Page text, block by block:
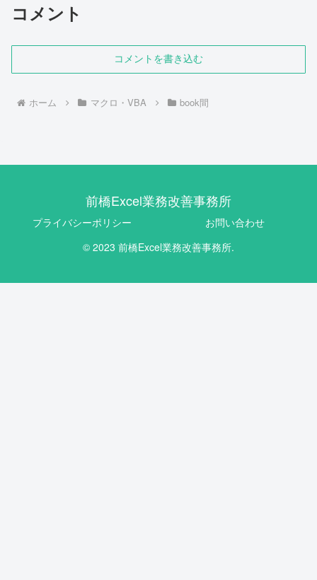
コメント
コメントを書き込む
ホーム マクロ・VBA book間
前橋Excel業務改善事務所
プライバシーポリシー
お問い合わせ
© 2023 前橋Excel業務改善事務所.